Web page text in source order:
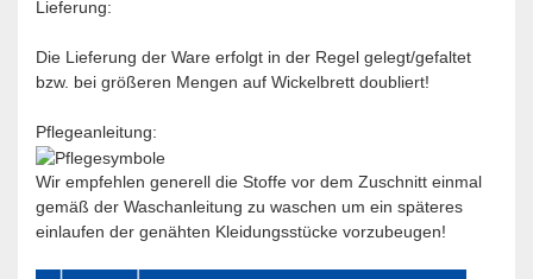
Lieferung:
Die Lieferung der Ware erfolgt in der Regel gelegt/gefaltet
bzw. bei größeren Mengen auf Wickelbrett doubliert!
Pflegeanleitung:
Wir empfehlen generell die Stoffe vor dem Zuschnitt einmal
gemäß der Waschanleitung zu waschen um ein späteres
einlaufen der genähten Kleidungsstücke vorzubeugen!